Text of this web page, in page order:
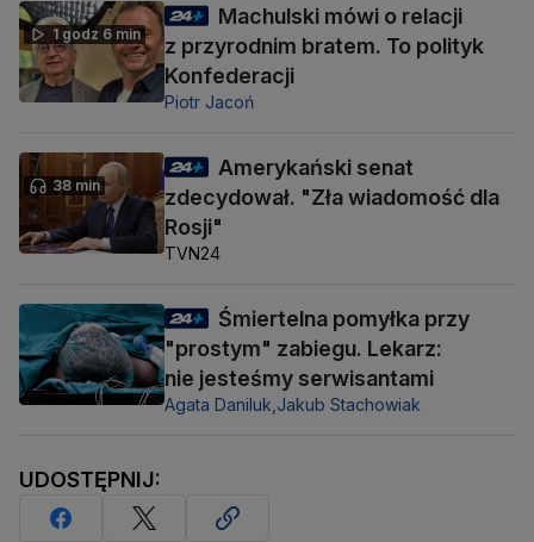
1 godz 6 min
Machulski mówi o relacji
z przyrodnim bratem. To polityk
Konfederacji
Piotr Jacoń
38 min
Amerykański senat
zdecydował. "Zła wiadomość dla
Rosji"
TVN24
Śmiertelna pomyłka przy
"prostym" zabiegu. Lekarz:
nie jesteśmy serwisantami
Agata Daniluk,Jakub Stachowiak
UDOSTĘPNIJ: